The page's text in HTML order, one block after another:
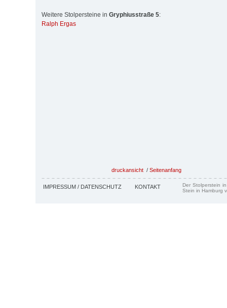
Weitere Stolpersteine in Gryphiusstraße 5:
Ralph Ergas
druckansicht / Seitenanfang
IMPRESSUM / DATENSCHUTZ KONTAKT
Der Stolperstein
Stein in Hamburg